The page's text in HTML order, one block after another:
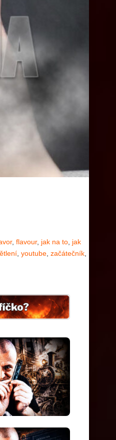
, flavour, jak na to, jak
youtube začátečník